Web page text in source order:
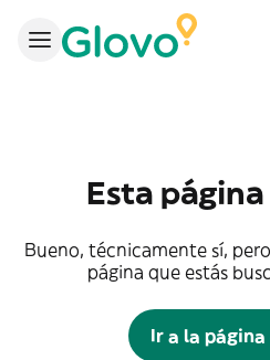
Esta
Bueno, técnicamente sí,
página que estás
Ir a la